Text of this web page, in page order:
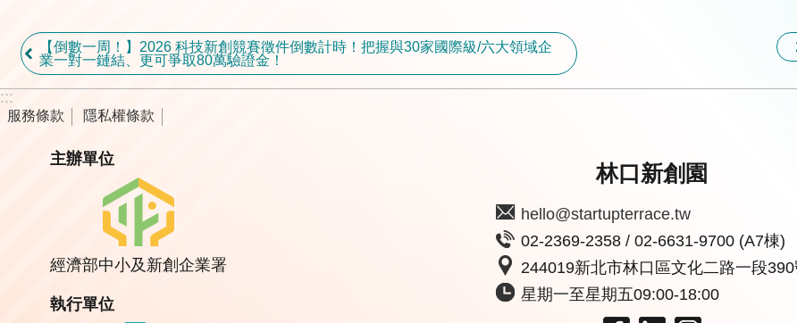
【倒數一周！】2026 科技新創競賽徵件倒數計時！把握與30家國際級/六大領域企
業一對一鏈結、更可爭取80萬驗證金！
:::
服務條款 隱私權條款
主辦單位
經濟部中小及新創企業署
執行單位
林口新創園
hello@startupterrace.tw
02-2369-2358 / 02-6631-9700 (A7棟)
244019新北市林口區文化二路一段
星期一至星期五09:00-18:00